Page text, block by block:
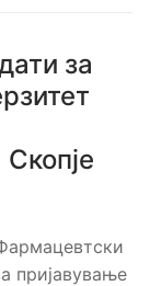
за
пријавување